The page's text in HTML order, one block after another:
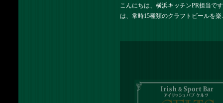
こんにちは、横浜キッチンPR担当で
は、常時15種類のクラフトビールを